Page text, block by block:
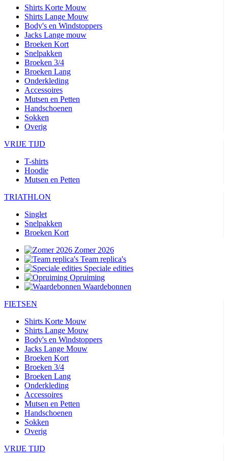
Shirts Korte Mouw
Shirts Lange Mouw
Body's en Windstoppers
Jacks Lange mouw
Broeken Kort
Snelpakken
Broeken 3/4
Broeken Lang
Onderkleding
Accessoires
Mutsen en Petten
Handschoenen
Sokken
Overig
VRIJE TIJD
T-shirts
Hoodie
Mutsen en Petten
TRIATHLON
Singlet
Snelpakken
Broeken Kort
Zomer 2026
Team replica's
Speciale edities
Opruiming
Waardebonnen
FIETSEN
Shirts Korte Mouw
Shirts Lange Mouw
Body's en Windstoppers
Jacks Lange Mouw
Broeken Kort
Broeken 3/4
Broeken Lang
Onderkleding
Accessoires
Mutsen en Petten
Handschoenen
Sokken
Overig
VRIJE TIJD